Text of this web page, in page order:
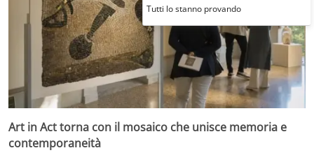
Art in Act torna con il mosaico che unisce memoria e
contemporaneità
Tutti lo stanno provando